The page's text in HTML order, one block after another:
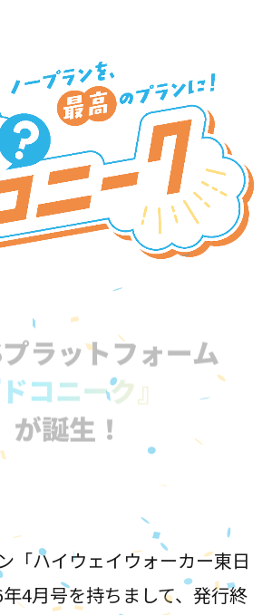
ラットフォーム
コニーク』
が誕生！
「ハイウェイウォーカー東日
4月号を持ちまして、発行終